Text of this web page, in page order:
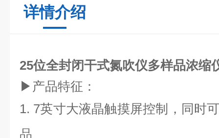
详情介绍
25位全封闭干式氮吹仪多样品浓缩
▶产品特征：
1. 7英寸大液晶触摸屏控制，同时
品